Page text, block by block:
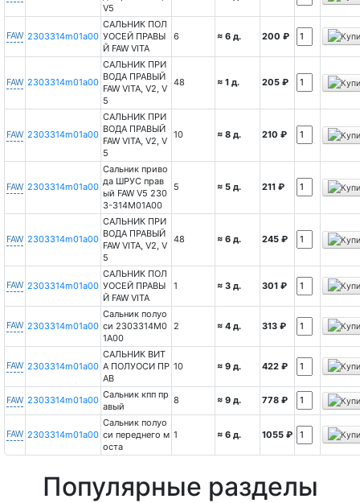
V5
FAW 2303314m01a00
САЛЬНИК ПОЛ
УОСЕЙ ПРАВЫ
Й FAW VITA
6 ≈ 6 д. 200 ₽
FAW 2303314m01a00
САЛЬНИК ПРИ
ВОДА ПРАВЫЙ
FAW VITA, V2, V
5
48 ≈ 1 д. 205 ₽
FAW 2303314m01a00
САЛЬНИК ПРИ
ВОДА ПРАВЫЙ
FAW VITA, V2, V
5
10 ≈ 8 д. 210 ₽
FAW 2303314m01a00
Сальник приво
да ШРУС прав
ый FAW V5 230
3-314M01A00
5 ≈ 5 д. 211 ₽
FAW 2303314m01a00
САЛЬНИК ПРИ
ВОДА ПРАВЫЙ
FAW VITA, V2, V
5
48 ≈ 6 д. 245 ₽
FAW 2303314m01a00
САЛЬНИК ПОЛ
УОСЕЙ ПРАВЫ
Й FAW VITA
1 ≈ 3 д. 301 ₽
FAW 2303314m01a00
Сальник полуо
си 2303314M0
1A00
2 ≈ 4 д. 313 ₽
FAW 2303314m01a00
САЛЬНИК ВИТ
А ПОЛУОСИ ПР
АВ
10 ≈ 9 д. 422 ₽
FAW 2303314m01a00 Сальник кпп пр
авый
8 ≈ 9 д. 778 ₽
FAW 2303314m01a00
Сальник полуо
си переднего м
оста
1 ≈ 6 д. 1055 ₽
Популярные разделы